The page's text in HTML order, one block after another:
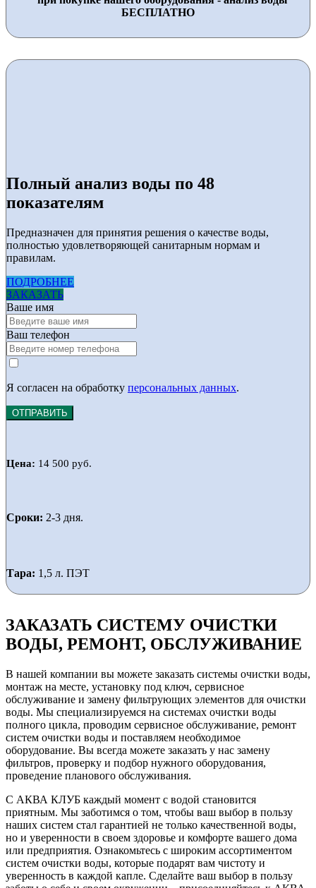
БЕСПЛАТНО
Полный анализ воды по 48
показателям
Предназначен для принятия решения о качестве воды,
полностью удовлетворяющей санитарным нормам и
правилам.
ПОДРОБНЕЕ
ЗАКАЗАТЬ
Ваше имя
Ваш телефон
Я согласен на обработку персональных данных.
ОТПРАВИТЬ
Цена: 14 500 руб.
Сроки: 2-3 дня.
Тара: 1,5 л. ПЭТ
ЗАКАЗАТЬ СИСТЕМУ ОЧИСТКИ
ВОДЫ, РЕМОНТ, ОБСЛУЖИВАНИЕ
В нашей компании вы можете заказать системы очистки воды,
монтаж на месте, установку под ключ, сервисное
обслуживание и замену фильтрующих элементов для очистки
воды. Мы специализируемся на системах очистки воды
полного цикла, проводим сервисное обслуживание, ремонт
систем очистки воды и поставляем необходимое
оборудование. Вы всегда можете заказать у нас замену
фильтров, проверку и подбор нужного оборудования,
проведение планового обслуживания.
С АКВА КЛУБ каждый момент с водой становится
приятным. Мы заботимся о том, чтобы ваш выбор в пользу
наших систем стал гарантией не только качественной воды,
но и уверенности в своем здоровье и комфорте вашего дома
или предприятия. Ознакомьтесь с широким ассортиментом
систем очистки воды, которые подарят вам чистоту и
уверенность в каждой капле. Сделайте ваш выбор в пользу